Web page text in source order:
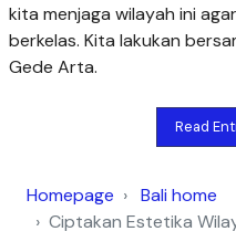
kita menjaga wilayah ini
berkelas. Kita lakukan
Gede Arta.
Read
Homepage
Bali home
Ciptakan Estetika